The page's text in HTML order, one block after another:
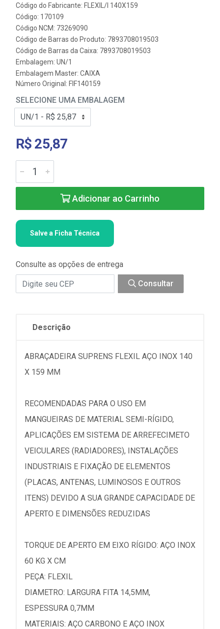
Código do Fabricante: FLEXIL/I 140X159
Código: 170109
Código NCM: 73269090
Código de Barras do Produto: 7893708019503
Código de Barras da Caixa: 7893708019503
Embalagem: UN/1
Embalagem Master: CAIXA
Número Original: FIF140159
SELECIONE UMA EMBALAGEM
R$ 25,87
Adicionar ao Carrinho
Salve a Ficha Técnica
Consulte as opções de entrega
Consultar
Descrição
ABRAÇADEIRA SUPRENS FLEXIL AÇO INOX 140
X 159 MM
RECOMENDADAS PARA O USO EM
MANGUEIRAS DE MATERIAL SEMI-RÍGIDO,
APLICAÇÕES EM SISTEMA DE ARREFECIMETO
VEICULARES (RADIADORES), INSTALAÇÕES
INDUSTRIAIS E FIXAÇÃO DE ELEMENTOS
(PLACAS, ANTENAS, LUMINOSOS E OUTROS
ITENS) DEVIDO A SUA GRANDE CAPACIDADE DE
APERTO E DIMENSÕES REDUZIDAS
TORQUE DE APERTO EM EIXO RÍGIDO: AÇO INOX
60 KG X CM
PEÇA: FLEXIL
DIAMETRO: LARGURA FITA 14,5MM,
ESPESSURA 0,7MM
MATERIAIS: AÇO CARBONO E AÇO INOX